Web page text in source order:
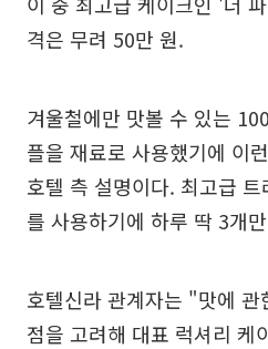
격은 무려 50만 원.
겨울철에만 맛볼 수 있는
플을 재료로 사용했기에 이
호텔 측 설명이다. 최고급
를 사용하기에 하루 딱 3개
호텔신라 관계자는 "맛에
점을 고려해 대표 럭셔리 케